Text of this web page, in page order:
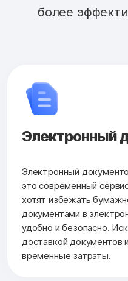
более
Электронный
Электронный
это современный
хотят избежать
документами в
удобно и безопасно.
доставкой документов
временные затраты.